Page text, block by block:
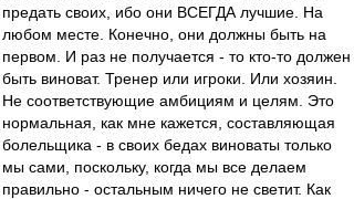
предать своих, ибо они ВСЕГДА лучшие. На
любом месте. Конечно, они должны быть на
первом. И раз не получается - то кто-то должен
быть виноват. Тренер или игроки. Или хозяин.
Не соответствующие амбициям и целям. Это
нормальная, как мне кажется, составляющая
болельщика - в своих бедах виноваты только
мы сами, поскольку, когда мы все делаем
правильно - остальным ничего не светит. Как